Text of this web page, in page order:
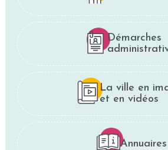
Démarches
La ville en
et en vidéos
Annuaires